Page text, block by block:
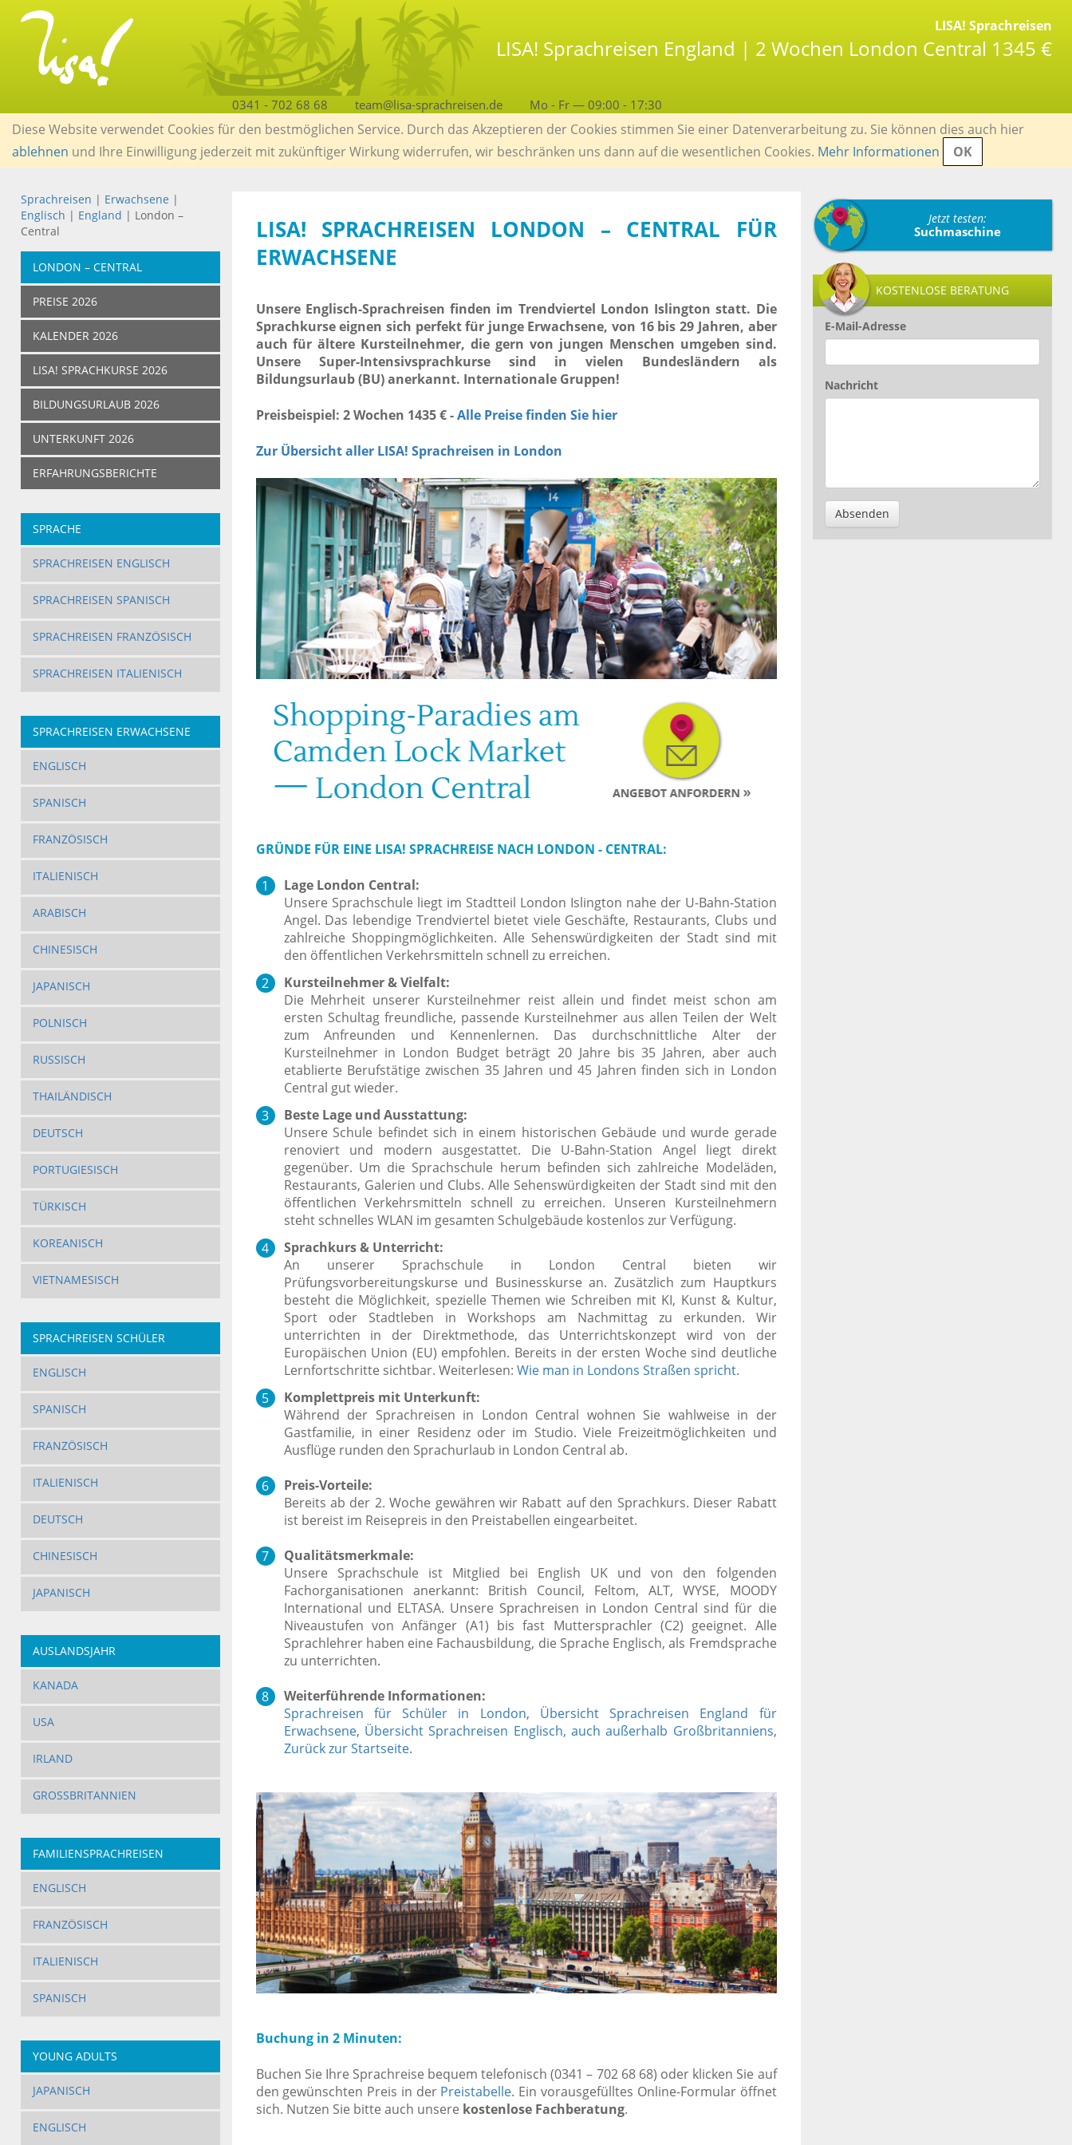
LISA! Sprachreisen
LISA! Sprachreisen England | 2 Wochen London Central 1345 €
0341 - 702 68 68 team@lisa-sprachreisen.de Mo - Fr — 09:00 - 17:30
Diese Website verwendet Cookies für den bestmöglichen Service. Durch das Akzeptieren der Cookies stimmen Sie einer Datenverarbeitung zu. Sie können dies auch hier
ablehnen und Ihre Einwilligung jederzeit mit zukünftiger Wirkung widerrufen, wir beschränken uns dann auf die wesentlichen Cookies. Mehr Informationen OK
Sprachreisen | Erwachsene |
Englisch | England | London –
Central
LONDON – CENTRAL
PREISE 2026
KALENDER 2026
LISA! SPRACHKURSE 2026
BILDUNGSURLAUB 2026
UNTERKUNFT 2026
ERFAHRUNGSBERICHTE
SPRACHE
SPRACHREISEN ENGLISCH
SPRACHREISEN SPANISCH
SPRACHREISEN FRANZÖSISCH
SPRACHREISEN ITALIENISCH
SPRACHREISEN ERWACHSENE
ENGLISCH
SPANISCH
FRANZÖSISCH
ITALIENISCH
ARABISCH
CHINESISCH
JAPANISCH
POLNISCH
RUSSISCH
THAILÄNDISCH
DEUTSCH
PORTUGIESISCH
TÜRKISCH
KOREANISCH
VIETNAMESISCH
SPRACHREISEN SCHÜLER
ENGLISCH
SPANISCH
FRANZÖSISCH
ITALIENISCH
DEUTSCH
CHINESISCH
JAPANISCH
AUSLANDSJAHR
KANADA
USA
IRLAND
GROSSBRITANNIEN
FAMILIENSPRACHREISEN
ENGLISCH
FRANZÖSISCH
ITALIENISCH
SPANISCH
YOUNG ADULTS
JAPANISCH
ENGLISCH
LISA! SPRACHREISEN LONDON – CENTRAL FÜR
ERWACHSENE
Unsere Englisch-Sprachreisen finden im Trendviertel London Islington statt. Die
Sprachkurse eignen sich perfekt für junge Erwachsene, von 16 bis 29 Jahren, aber
auch für ältere Kursteilnehmer, die gern von jungen Menschen umgeben sind.
Unsere Super-Intensivsprachkurse sind in vielen Bundesländern als
Bildungsurlaub (BU) anerkannt. Internationale Gruppen!
Preisbeispiel: 2 Wochen 1435 € -Alle Preise finden Sie hier
Zur Übersicht aller LISA! Sprachreisen in London
GRÜNDE FÜR EINE LISA! SPRACHREISE NACH LONDON - CENTRAL:
Lage London Central:
Unsere Sprachschule liegt im Stadtteil London Islington nahe der U-Bahn-Station
Angel. Das lebendige Trendviertel bietet viele Geschäfte, Restaurants, Clubs und
zahlreiche Shoppingmöglichkeiten. Alle Sehenswürdigkeiten der Stadt sind mit
den öffentlichen Verkehrsmitteln schnell zu erreichen.
Kursteilnehmer & Vielfalt:
Die Mehrheit unserer Kursteilnehmer reist allein und findet meist schon am
ersten Schultag freundliche, passende Kursteilnehmer aus allen Teilen der Welt
zum Anfreunden und Kennenlernen. Das durchschnittliche Alter der
Kursteilnehmer in London Budget beträgt 20 Jahre bis 35 Jahren, aber auch
etablierte Berufstätige zwischen 35 Jahren und 45 Jahren finden sich in London
Central gut wieder.
Beste Lage und Ausstattung:
Unsere Schule befindet sich in einem historischen Gebäude und wurde gerade
renoviert und modern ausgestattet. Die U-Bahn-Station Angel liegt direkt
gegenüber. Um die Sprachschule herum befinden sich zahlreiche Modeläden,
Restaurants, Galerien und Clubs. Alle Sehenswürdigkeiten der Stadt sind mit den
öffentlichen Verkehrsmitteln schnell zu erreichen. Unseren Kursteilnehmern
steht schnelles WLAN im gesamten Schulgebäude kostenlos zur Verfügung.
Sprachkurs & Unterricht:
An unserer Sprachschule in London Central bieten wir
Prüfungsvorbereitungskurse und Businesskurse an. Zusätzlich zum Hauptkurs
besteht die Möglichkeit, spezielle Themen wie Schreiben mit KI, Kunst & Kultur,
Sport oder Stadtleben in Workshops am Nachmittag zu erkunden. Wir
unterrichten in der Direktmethode, das Unterrichtskonzept wird von der
Europäischen Union (EU) empfohlen. Bereits in der ersten Woche sind deutliche
Lernfortschritte sichtbar. Weiterlesen: Wie man in Londons Straßen spricht.
Komplettpreis mit Unterkunft:
Während der Sprachreisen in London Central wohnen Sie wahlweise in der
Gastfamilie, in einer Residenz oder im Studio. Viele Freizeitmöglichkeiten und
Ausflüge runden den Sprachurlaub in London Central ab.
Preis-Vorteile:
Bereits ab der 2. Woche gewähren wir Rabatt auf den Sprachkurs. Dieser Rabatt
ist bereist im Reisepreis in den Preistabellen eingearbeitet.
Qualitätsmerkmale:
Unsere Sprachschule ist Mitglied bei English UK und von den folgenden
Fachorganisationen anerkannt: British Council, Feltom, ALT, WYSE, MOODY
International und ELTASA. Unsere Sprachreisen in London Central sind für die
Niveaustufen von Anfänger (A1) bis fast Muttersprachler (C2) geeignet. Alle
Sprachlehrer haben eine Fachausbildung, die Sprache Englisch, als Fremdsprache
zu unterrichten.
Weiterführende Informationen:
Sprachreisen für Schüler in London, Übersicht Sprachreisen England für
Erwachsene, Übersicht Sprachreisen Englisch, auch außerhalb Großbritanniens,
Zurück zur Startseite.
Buchung in 2 Minuten:
Buchen Sie Ihre Sprachreise bequem telefonisch (0341 – 702 68 68) oder klicken Sie auf
den gewünschten Preis in der Preistabelle. Ein vorausgefülltes Online-Formular öffnet
sich. Nutzen Sie bitte auch unsere kostenlose Fachberatung.
Jetzt testen:
Suchmaschine
KOSTENLOSE BERATUNG
E-Mail-Adresse
Nachricht
Absenden